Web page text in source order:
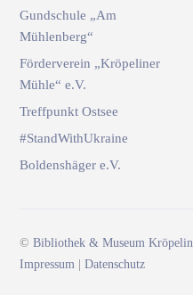
Gundschule „Am
Mühlenberg“
Förderverein „Kröpeliner
Mühle“ e.V.
Treffpunkt Ostsee
#StandWithUkraine
Boldenshäger e.V.
©Bibliothek & Museum Kröpelin
Impressum |Datenschutz